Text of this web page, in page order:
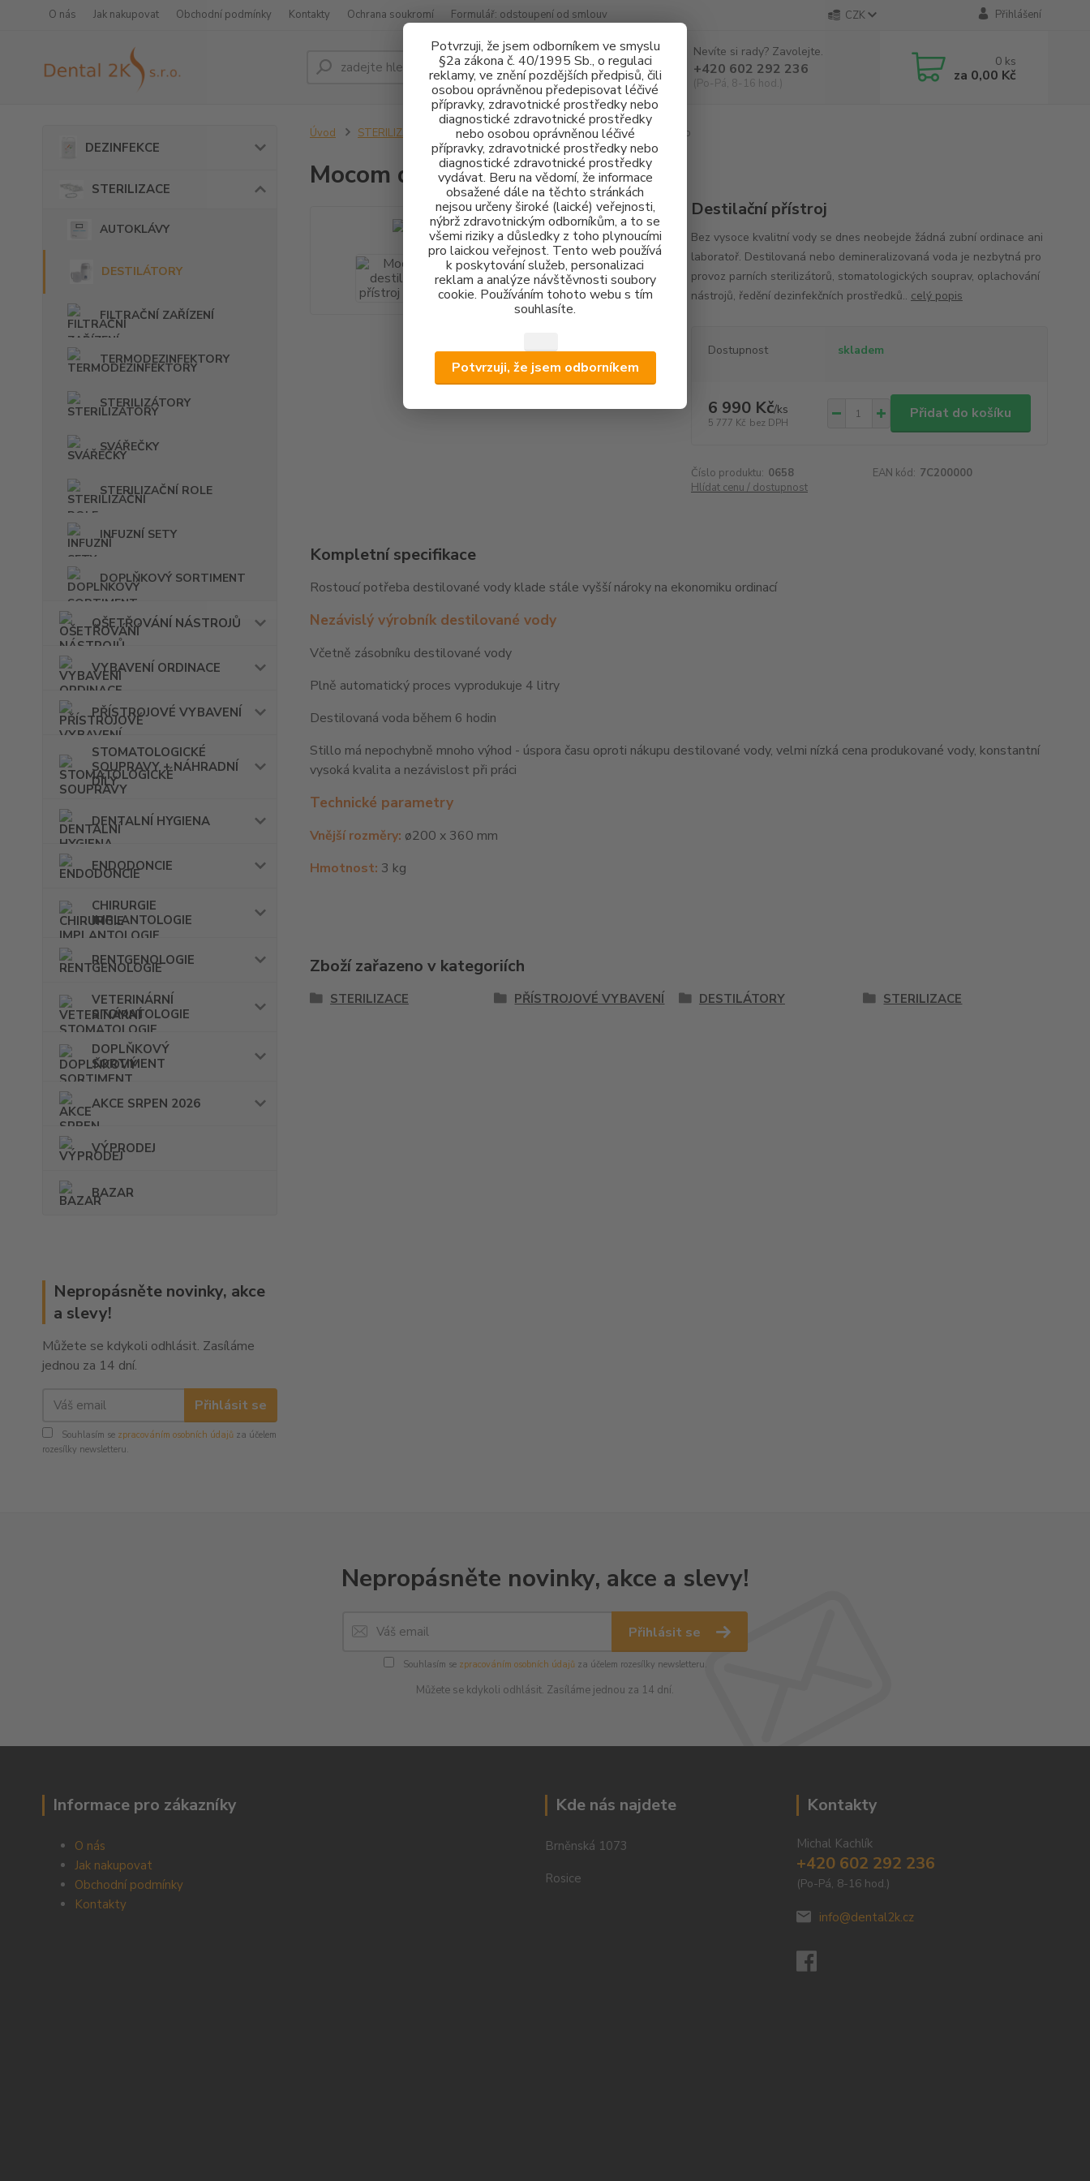
Potvrzuji, že jsem odborníkem ve smyslu
§2a zákona č. 40/1995 Sb., o regulaci
reklamy, ve znění pozdějších předpisů, čili
osobou oprávněnou předepisovat léčivé
přípravky, zdravotnické prostředky nebo
diagnostické zdravotnické prostředky
nebo osobou oprávněnou léčivé
přípravky, zdravotnické prostředky nebo
diagnostické zdravotnické prostředky
vydávat. Beru na vědomí, že informace
obsažené dále na těchto stránkách
nejsou určeny široké (laické) veřejnosti,
nýbrž zdravotnickým odborníkům, a to se
všemi riziky a důsledky z toho plynoucími
pro laickou veřejnost. Tento web používá
k poskytování služeb, personalizaci
reklam a analýze návštěvnosti soubory
cookie. Používáním tohoto webu s tím
souhlasíte.
Potvrzuji, že jsem odborníkem
O nás Jak nakupovat Obchodní podmínky Kontakty Ochrana soukromí Formulář: odstoupení od smlouv CZK Přihlášení
Hledat
Nevíte si rady? Zavolejte.
+420 602 292 236
(Po-Pá, 8-16 hod.)
0 ks
za 0,00 Kč
DEZINFEKCE
STERILIZACE
AUTOKLÁVY
DESTILÁTORY
FILTRAČNÍ ZAŘÍZENÍ
TERMODEZINFEKTORY
STERILIZÁTORY
SVÁŘEČKY
STERILIZAČNÍ ROLE
INFUZNÍ SETY
DOPLŇKOVÝ SORTIMENT
OŠETŘOVÁNÍ NÁSTROJŮ
VYBAVENÍ ORDINACE
PŘÍSTROJOVÉ VYBAVENÍ
STOMATOLOGICKÉ
SOUPRAVY + NÁHRADNÍ
DÍLY
DENTALNÍ HYGIENA
ENDODONCIE
CHIRURGIE
IMPLANTOLOGIE
RENTGENOLOGIE
VETERINÁRNÍ
STOMATOLOGIE
DOPLŇKOVÝ
SORTIMENT
AKCE SRPEN 2026
VÝPRODEJ
BAZAR
Nepropásněte novinky, akce
a slevy!
Můžete se kdykoli odhlásit. Zasíláme
jednou za 14 dní.
Přihlásit se
Souhlasím se zpracováním osobních údajů za účelem
rozesílky newsletteru.
Úvod STERILIZACE DESTILÁTORY Mocom destilační přístroj Stillo
Mocom destilační přístroj Stillo
Destilační přístroj
Bez vysoce kvalitní vody se dnes neobejde žádná zubní ordinace ani
laboratoř. Destilovaná nebo demineralizovaná voda je nezbytná pro
provoz parních sterilizátorů, stomatologických souprav, oplachování
nástrojů, ředění dezinfekčních prostředků.. celý popis
Dostupnost skladem
6 990 Kč/ks
5 777 Kč bez DPH
Přidat do košíku
Číslo produktu: 0658 EAN kód: 7C200000
Hlídat cenu / dostupnost
Kompletní specifikace
Rostoucí potřeba destilované vody klade stále vyšší nároky na ekonomiku ordinací
Nezávislý výrobník destilované vody
Včetně zásobníku destilované vody
Plně automatický proces vyprodukuje 4 litry
Destilovaná voda během 6 hodin
Stillo má nepochybně mnoho výhod - úspora času oproti nákupu destilované vody, velmi nízká cena produkované vody, konstantní
vysoká kvalita a nezávislost při práci
Technické parametry
Vnější rozměry: ø200 x 360 mm
Hmotnost: 3 kg
Zboží zařazeno v kategoriích
STERILIZACE PŘÍSTROJOVÉ VYBAVENÍ DESTILÁTORY STERILIZACE
Nepropásněte novinky, akce a slevy!
Přihlásit se
Souhlasím se zpracováním osobních údajůza účelem rozesílky newsletteru.
Můžete se kdykoli odhlásit. Zasíláme jednou za 14 dní.
Informace pro zákazníky
O nás
Jak nakupovat
Obchodní podmínky
Kontakty
Kde nás najdete
Brněnská 1073
Rosice
Kontakty
Michal Kachlík
+420 602 292 236
(Po-Pá, 8-16 hod.)
info@dental2k.cz